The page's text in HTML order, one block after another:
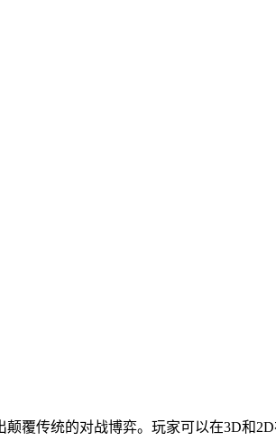
覆传统的对战博弈。玩家可以在3D和